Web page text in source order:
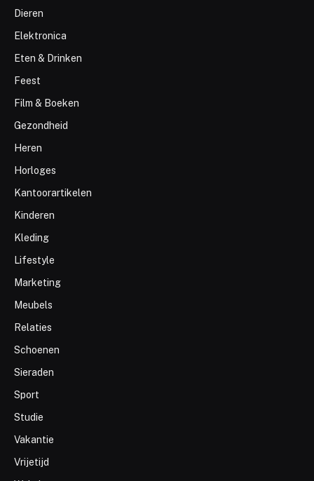
Dieren
Elektronica
Eten & Drinken
Feest
Film & Boeken
Gezondheid
Heren
Horloges
Kantoorartikelen
Kinderen
Kleding
Lifestyle
Marketing
Meubels
Relaties
Schoenen
Sieraden
Sport
Studie
Vakantie
Vrijetijd